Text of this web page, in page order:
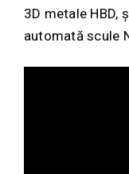
3D metale HBD,
automată scule